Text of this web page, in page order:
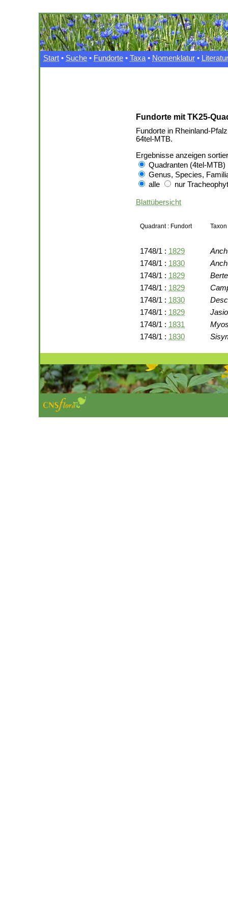
Start • Suche • Fundorte • Taxa • Nomenklatur • Literatur
Fundorte mit TK25-
Fundorte in Rheinland-
64tel-MTB.
Ergebnisse anzeigen
Quadranten (4tel-MTB)
Genus, Species,
alle
nur
Blattübersicht
Quadrant : Fundort Taxon
1748/1 : 1829
1748/1 : 1830
1748/1 : 1829
1748/1 : 1829
1748/1 : 1830
1748/1 : 1829
1748/1 : 1831
1748/1 : 1830